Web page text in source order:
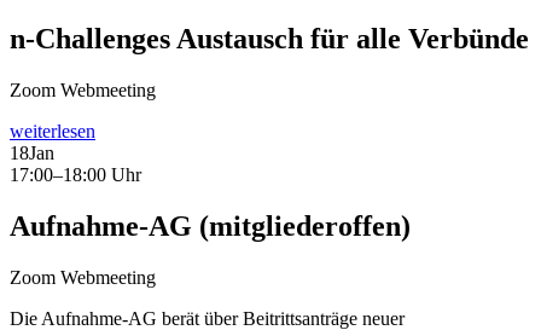
n-Challenges Austausch für alle Verbünde
Zoom Webmeeting
weiterlesen
18Jan
17:00–18:00 Uhr
Aufnahme-AG (mitgliederoffen)
Zoom Webmeeting
Die Aufnahme-AG berät über Beitrittsanträge neuer